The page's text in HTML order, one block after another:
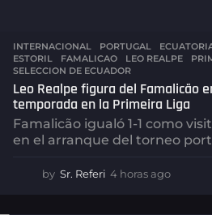
INTERNACIONAL ,PORTUGAL
ESTORIL
,FAMALICAO ,LEO REALPE ,
SELECCION DE ECUADOR
Leo Realpe figura del Famalicão
temporada en la Primeira Liga
Famalicão igualó 1-1 como
en el arranque del torneo
by Sr. Referi 4 horas ago